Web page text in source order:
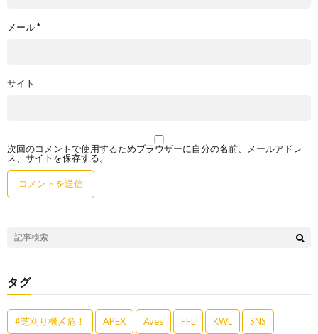
メール*
サイト
次回のコメントで使用するためブラウザーに自分の名前、メールアドレ
ス、サイトを保存する。
タグ
#芝刈り機〆危！ APEX Aves FFL KWL SNS